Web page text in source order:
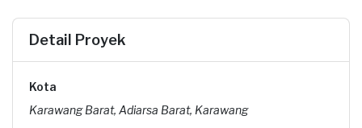
Detail Proyek
Kota
Karawang Barat, Adiarsa Barat, Karawang